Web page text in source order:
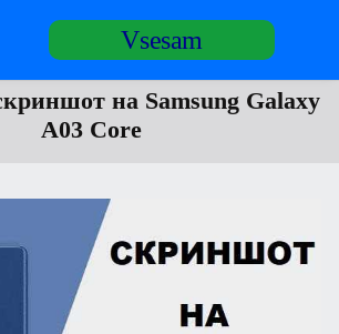
Vsesam
на Samsung Galaxy
A03 Core